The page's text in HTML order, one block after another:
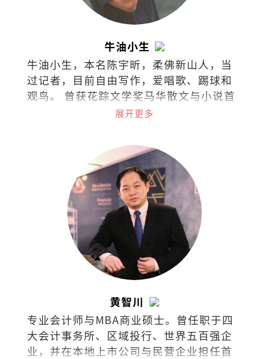
牛油小生
牛油小生，本名陈宇昕，柔佛新山人，当
过记者，目前自由写作，爱唱歌、踢球和
观鸟。 曾获花踪文学奖马华散文与小说首
奖，台湾梁实秋文学奖散文评审奖，着有
《列车男女》《阿卡贝拉》《写给未来情
人的足球指南》，小说集《南方少年与健
忘老头》《那些进化了的，以及⋯⋯》，
曾出版独立小志《SEAL》（共七期），并
为新加坡导演陈哲艺电影《热带雨》同名
主题曲填词。
展开更多
黄智川
专业会计师与MBA商业硕士。曾任职于四
大会计事务所、区域投行、世界五百强企
业，并在本地上市公司与民营企业担任首